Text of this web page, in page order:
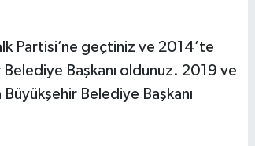
Partisi’ne geçtiniz ve 2014’te
Başkanı oldunuz. 2019 ve
Belediye Başkanı